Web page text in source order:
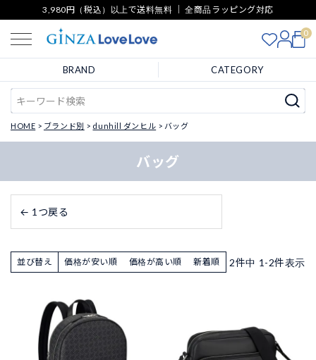
3,980円（税込）以上で送料無料 ｜ 全商品ラッピング対応
0
BRAND CATEGORY
HOME ブランド別 dunhill ダンヒル バッグ
バッグ
← 1つ戻る
並び替え 価格が安い順 価格が高い順 新着順 2件中 1 -2件表示